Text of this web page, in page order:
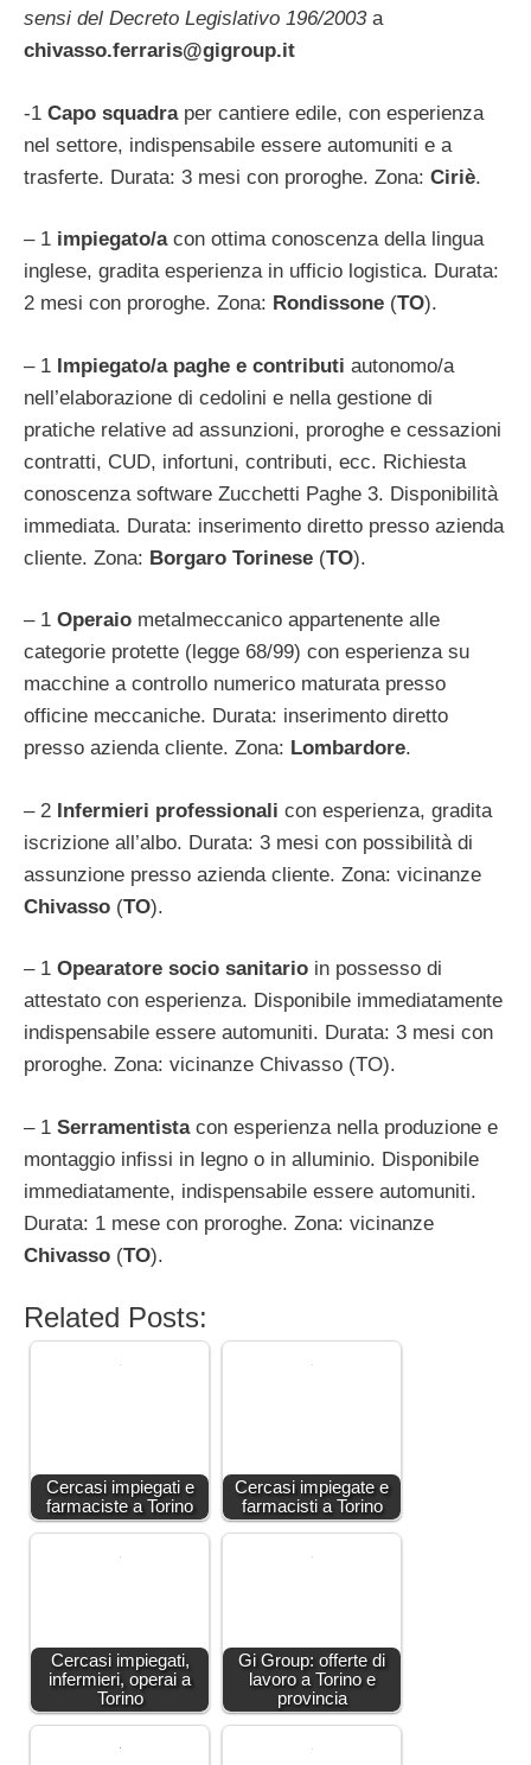
sensi del Decreto Legislativo 196/2003a
chivasso.ferraris@gigroup.it
-1 Capo squadraper cantiere edile, con esperienza
nel settore, indispensabile essere automuniti e a
trasferte. Durata: 3 mesi con proroghe. Zona: Ciriè.
– 1 impiegato/acon ottima conoscenza della lingua
inglese, gradita esperienza in ufficio logistica. Durata:
2 mesi con proroghe. Zona: Rondissone (TO).
– 1 Impiegato/a paghe e contributi autonomo/a
nell’elaborazione di cedolini e nella gestione di
pratiche relative ad assunzioni, proroghe e cessazioni
contratti, CUD, infortuni, contributi, ecc. Richiesta
conoscenza software Zucchetti Paghe 3. Disponibilità
immediata. Durata: inserimento diretto presso azienda
cliente. Zona: Borgaro Torinese (TO).
– 1 Operaio metalmeccanico appartenente alle
categorie protette (legge 68/99) con esperienza su
macchine a controllo numerico maturata presso
officine meccaniche. Durata: inserimento diretto
presso azienda cliente. Zona: Lombardore.
– 2 Infermieri professionali con esperienza, gradita
iscrizione all’albo. Durata: 3 mesi con possibilità di
assunzione presso azienda cliente. Zona: vicinanze
Chivasso (TO).
– 1 Opearatore socio sanitario in possesso di
attestato con esperienza. Disponibile immediatamente
indispensabile essere automuniti. Durata: 3 mesi con
proroghe. Zona: vicinanze Chivasso (TO).
– 1 Serramentistacon esperienza nella produzione e
montaggio infissi in legno o in alluminio. Disponibile
immediatamente, indispensabile essere automuniti.
Durata: 1 mese con proroghe. Zona: vicinanze
Chivasso (TO).
Related Posts:
Cercasi impiegati e
farmaciste a Torino
Cercasi impiegate e
farmacisti a Torino
Cercasi impiegati,
infermieri, operai a
Torino
Gi Group: offerte di
lavoro a Torino e
provincia